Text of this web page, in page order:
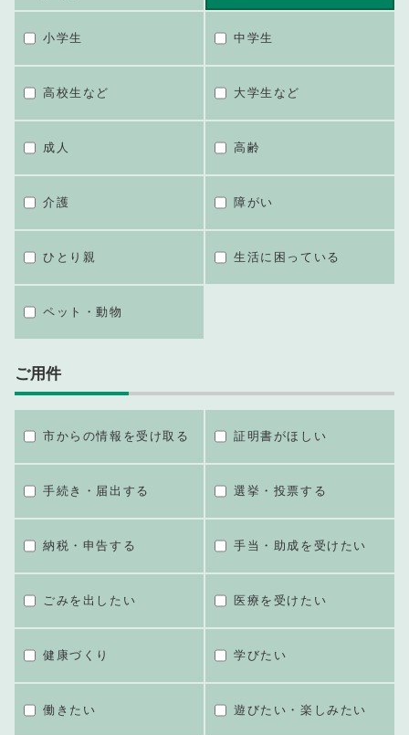
小学生 中学生
高校生など 大学生など
成人 高齢
介護 障がい
ひとり親 生活に困っている
ペット・動物
ご用件
市からの情報を受け取る 証明書がほしい
手続き・届出する 選挙・投票する
納税・申告する 手当・助成を受けたい
ごみを出したい 医療を受けたい
健康づくり 学びたい
働きたい 遊びたい・楽しみたい